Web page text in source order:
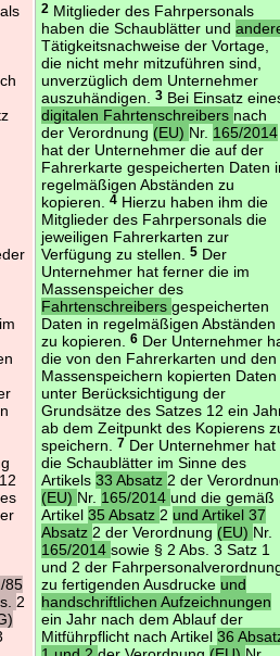
85
2
2 Mitglieder des Fahrpersonals
haben die Schaublätter und
Tätigkeitsnachweise der Vortage,
die nicht mehr mitzuführen sind,
unverzüglich dem Unternehmer
auszuhändigen.3 Bei Einsatz
digitalen Fahrtenschreibers nach
der Verordnung (EU) Nr. 165/2014
hat der Unternehmer die auf der
Fahrerkarte gespeicherten Daten
regelmäßigen Abständen zu
kopieren.4 Hierzu haben ihm die
Mitglieder des Fahrpersonals die
jeweiligen Fahrerkarten zur
Verfügung zu stellen.5 Der
Unternehmer hat ferner die im
Massenspeicher des
Fahrtenschreibersgespeicherten
Daten in regelmäßigen Abständen
zu kopieren.6 Der Unternehmer
die von den Fahrerkarten und den
Massenspeichern kopierten Daten
unter Berücksichtigung der
Grundsätze des Satzes 12 ein
ab dem Zeitpunkt des Kopierens
speichern.7 Der Unternehmer hat
die Schaublätter im Sinne des
Artikels33 Absatz 2 der
(EU) Nr. 165/2014und die gemäß
Artikel35 Absatz 2 und Artikel 37
Absatz 2 der Verordnung (EU) Nr.
165/2014sowie § 2 Abs. 3 Satz 1
und 2 der
zu fertigenden Ausdrucke und
handschriftlichen Aufzeichnungen
ein Jahr nach dem Ablauf der
Mitführpflicht nach Artikel36